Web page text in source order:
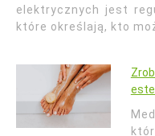
elektrycznych jest
które określają, kto